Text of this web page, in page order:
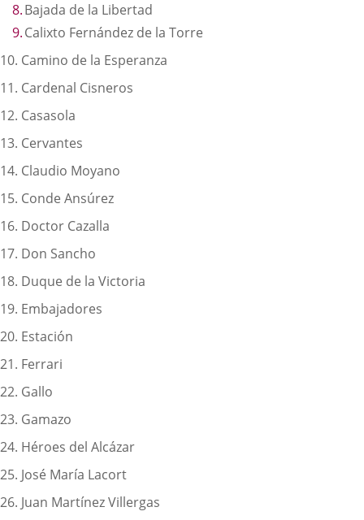
Bajada de la Libertad
Calixto Fernández de la Torre
10. Camino de la Esperanza
11. Cardenal Cisneros
12. Casasola
13. Cervantes
14. Claudio Moyano
15. Conde Ansúrez
16. Doctor Cazalla
17. Don Sancho
18. Duque de la Victoria
19. Embajadores
20. Estación
21. Ferrari
22. Gallo
23. Gamazo
24. Héroes del Alcázar
25. José María Lacort
26. Juan Martínez Villergas